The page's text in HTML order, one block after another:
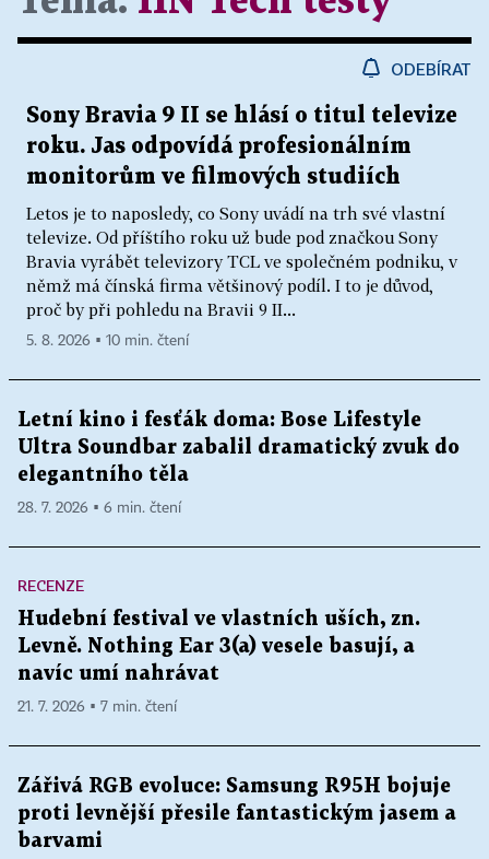
ODEBÍRAT
Sony Bravia 9 II se hlásí o titul televize
roku. Jas odpovídá profesionálním
monitorům ve filmových studiích
Letos je to naposledy, co Sony uvádí na trh své vlastní
televize. Od příštího roku už bude pod značkou Sony
Bravia vyrábět televizory TCL ve společném podniku, v
němž má čínská firma většinový podíl. I to je důvod,
proč by při pohledu na Bravii 9 II...
5. 8. 2026 ▪ 10 min. čtení
Letní kino i fesťák doma: Bose Lifestyle
Ultra Soundbar zabalil dramatický zvuk do
elegantního těla
28. 7. 2026 ▪ 6 min. čtení
RECENZE
Hudební festival ve vlastních uších, zn.
Levně. Nothing Ear 3(a) vesele basují, a
navíc umí nahrávat
21. 7. 2026 ▪ 7 min. čtení
Zářivá RGB evoluce: Samsung R95H bojuje
proti levnější přesile fantastickým jasem a
barvami